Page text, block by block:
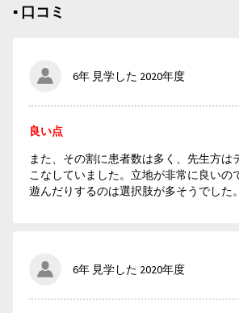
▪︎ 口コミ
6年 見学した 2020年度
良い点
また、その割に患者数は多く、先生方は
こなしていました。立地が非常に良いの
遊んだりするのは選択肢が多そうでした。
6年 見学した 2020年度